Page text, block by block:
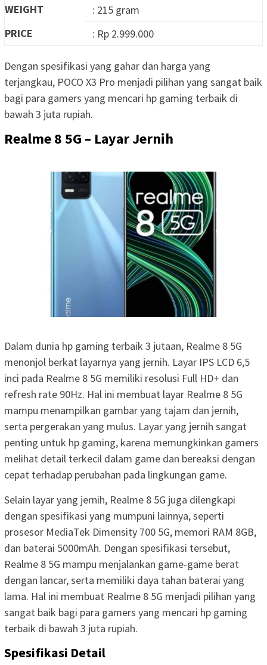
WEIGHT
: 215 gram
PRICE
: Rp 2.999.000
Dengan spesifikasi yang gahar dan harga yang
terjangkau, POCO X3 Pro menjadi pilihan yang sangat baik
bagi para gamers yang mencari hp gaming terbaik di
bawah 3 juta rupiah.
Realme 8 5G – Layar Jernih
Dalam dunia hp gaming terbaik 3 jutaan, Realme 8 5G
menonjol berkat layarnya yang jernih. Layar IPS LCD 6,5
inci pada Realme 8 5G memiliki resolusi Full HD+ dan
refresh rate 90Hz. Hal ini membuat layar Realme 8 5G
mampu menampilkan gambar yang tajam dan jernih,
serta pergerakan yang mulus. Layar yang jernih sangat
penting untuk hp gaming, karena memungkinkan gamers
melihat detail terkecil dalam game dan bereaksi dengan
cepat terhadap perubahan pada lingkungan game.
Selain layar yang jernih, Realme 8 5G juga dilengkapi
dengan spesifikasi yang mumpuni lainnya, seperti
prosesor MediaTek Dimensity 700 5G, memori RAM 8GB,
dan baterai 5000mAh. Dengan spesifikasi tersebut,
Realme 8 5G mampu menjalankan game-game berat
dengan lancar, serta memiliki daya tahan baterai yang
lama. Hal ini membuat Realme 8 5G menjadi pilihan yang
sangat baik bagi para gamers yang mencari hp gaming
terbaik di bawah 3 juta rupiah.
Spesifikasi Detail